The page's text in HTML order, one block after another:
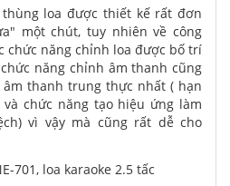
loa được thiết kế rất đơn
một chút, tuy nhiên về công
chức năng chỉnh loa được bố trí
năng chỉnh âm thanh cũng
thanh trung thực nhất ( hạn
chức năng tạo hiệu ứng làm
vì vậy mà cũng rất dễ cho